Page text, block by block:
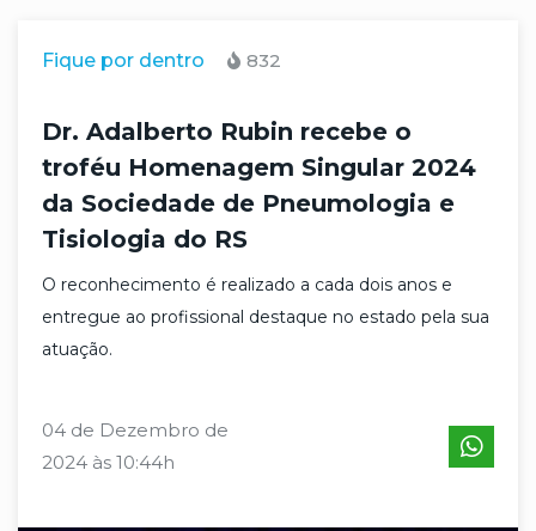
Fique por dentro 832
Dr. Adalberto Rubin recebe o
troféu Homenagem Singular 2024
da Sociedade de Pneumologia e
Tisiologia do RS
O reconhecimento é realizado a cada dois anos e
entregue ao profissional destaque no estado pela sua
atuação.
04 de Dezembro de
2024 às 10:44h